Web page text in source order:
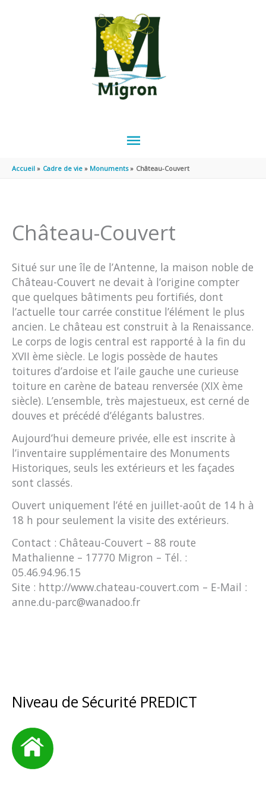
MENU
PRINCIPAL
Accueil Cadre de vie Monuments Château-Couvert
Château-Couvert
Situé sur une île de l’Antenne, la maison noble de
Château-Couvert ne devait à l’origine compter
que quelques bâtiments peu fortifiés, dont
l’actuelle tour carrée constitue l’élément le plus
ancien. Le château est construit à la Renaissance.
Le corps de logis central est rapporté à la fin du
XVII ème siècle. Le logis possède de hautes
toitures d’ardoise et l’aile gauche une curieuse
toiture en carène de bateau renversée (XIX ème
siècle). L’ensemble, très majestueux, est cerné de
douves et précédé d’élégants balustres.
Aujourd’hui demeure privée, elle est inscrite à
l’inventaire supplémentaire des Monuments
Historiques, seuls les extérieurs et les façades
sont classés.
Ouvert uniquement l’été en juillet-août de 14 h à
18 h pour seulement la visite des extérieurs.
Contact : Château-Couvert – 88 route
Mathalienne – 17770 Migron – Tél. :
05.46.94.96.15
Site : http://www.chateau-couvert.com – E-Mail :
anne.du-parc@wanadoo.fr
Niveau de Sécurité PREDICT